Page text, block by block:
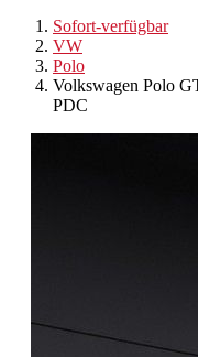
Sofort-verfügbar
VW
Polo
Volkswagen Polo
PDC